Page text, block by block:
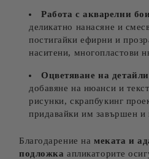
Работа с акварелни бои
деликатно нанасяне и
постигайки ефирни и
наситени, многопластови
Оцветяване на
добавяне на нюанси и
рисунки, скрапбукинг
придавайки им завършен и
Благодарение на меката и
подложка апликаторите